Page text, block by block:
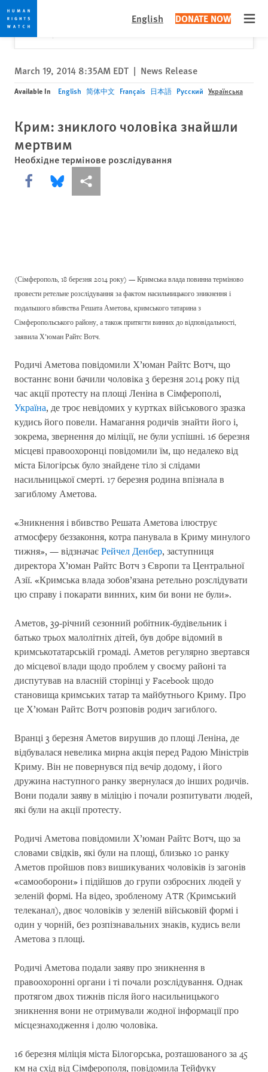
Skip
to
cookie
privacy
notice
Skip
to
main
content
English DONATE NOW
Would you like to read this page in English?
Yes
✕
March 19, 2014 8:35AM EDT | News Release
Available In English 简体中文 Français 日本語 Русский Українська
Крим: зниклого чоловіка знайшли
мертвим
Необхідне термінове розслідування
Share this via Facebook
Share this via Bluesky
Share this via Поділитися
(Сімферополь, 18 березня 2014 року) — Кримська влада повинна терміново
провести ретельне розслідування за фактом насильницького зникнення і
подальшого вбивства Решата Аметова, кримського татарина з
Сімферопольського району, а також притягти винних до відповідальності,
заявила Х’юман Райтс Вотч.
Родичі Аметова повідомили Х’юман Райтс Вотч, що
востаннє вони бачили чоловіка 3 березня 2014 року під
час акції протесту на площі Леніна в Сімферополі,
Україна, де троє невідомих у куртках військового зразка
кудись його повели. Намагання родичів знайти його і,
зокрема, звернення до міліції, не були успішні. 16 березня
місцеві правоохоронці повідомили їм, що недалеко від
міста Білогірськ було знайдене тіло зі слідами
насильницької смерті. 17 березня родина впізнала в
загиблому Аметова.
«Зникнення і вбивство Решата Аметова ілюструє
атмосферу беззаконня, котра панувала в Криму минулого
тижня», — відзначає Рейчел Денбер, заступниця
директора Х’юман Райтс Вотч з Європи та Центральної
Азії. «Кримська влада зобов’язана ретельно розслідувати
цю справу і покарати винних, ким би вони не були».
Аметов, 39-річний сезонний робітник-будівельник і
батько трьох малолітніх дітей, був добре відомий в
кримськотатарській громаді. Аметов регулярно звертався
до місцевої влади щодо проблем у своєму районі та
диспутував на власній сторінці у Facebook щодо
становища кримських татар та майбутнього Криму. Про
це Х’юман Райтс Вотч розповів родич загиблого.
Вранці 3 березня Аметов вирушив до площі Леніна, де
відбувалася невелика мирна акція перед Радою Міністрів
Криму. Він не повернувся під вечір додому, і його
дружина наступного ранку звернулася до інших родичів.
Вони подали заяву в міліцію і почали розпитувати людей,
які були на акції протесту.
Родичі Аметова повідомили Х’юман Райтс Вотч, що за
словами свідків, які були на площі, близько 10 ранку
Аметов пройшов повз вишикуваних чоловіків із загонів
«самооборони» і підійшов до групи озброєних людей у ​​
зеленій формі. На відео, зробленому АTR (Кримський
телеканал), двоє чоловіків у зеленій військовій формі і
один у чорній, без розпізнавальних знаків, кудись вели
Аметова з площі.
Родичі Аметова подали заяву про зникнення в
правоохоронні органи і ті почали розслідування. Однак
протягом двох тижнів після його насильницького
зникнення вони не отримували жодної інформації про
місцезнаходження і долю чоловіка.
16 березня міліція міста Білогорська, розташованого за 45
км на схід від Сімферополя, повідомила Тейфуку